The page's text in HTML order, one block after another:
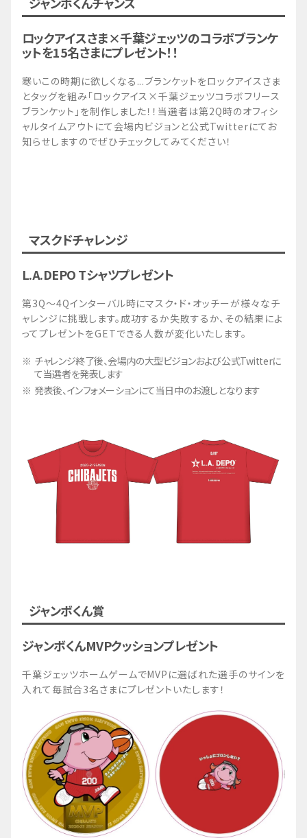
ロックアイスさま×千葉ジェッツのコラボブランケ
ットを15名さまにプレゼント！！
寒いこの時期に欲しくなる...ブランケットをロックアイスさま
とタッグを組み「ロックアイス×千葉ジェッツコラボフリース
ブランケット」を制作しました！！当選者は第2Q時のオフィシ
ャルタイムアウトにて会場内ビジョンと公式Twitterにてお
知らせしますのでぜひチェックしてみてください！
マスクドチャレンジ
L.A.DEPO Tシャツプレゼント
第3Q～4Qインターバル時にマスク・ド・オッチーが様々なチ
ャレンジに挑戦します。成功するか失敗するか、その結果によ
ってプレゼントをGETできる人数が変化いたします。
チャレンジ終了後、会場内の大型ビジョンおよび公式Twitterに
て当選者を発表します
発表後、インフォメーションにて当日中のお渡しとなります
ジャンボくん賞
ジャンボくんMVPクッションプレゼント
千葉ジェッツホームゲームでMVPに選ばれた選手のサインを
入れて毎試合3名さまにプレゼントいたします！